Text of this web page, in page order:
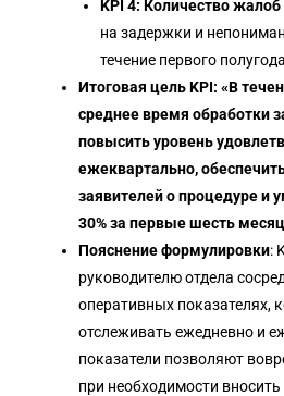
KPI 4: Количество жалоб
на задержки и
течение первого
Итоговая цель KPI: «В
среднее время обработки
повысить уровень
ежеквартально,
заявителей о процедуре и
30% за первые шесть
Пояснение формулировки:
руководителю отдела
оперативных показателях,
отслеживать ежедневно и
показатели позволяют
при необходимости